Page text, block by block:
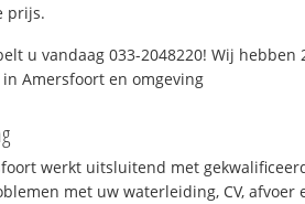
prijs.
u vandaag 033-2048220! Wij hebben
Amersfoort en omgeving
werkt uitsluitend met
met uw waterleiding, CV, afvoer